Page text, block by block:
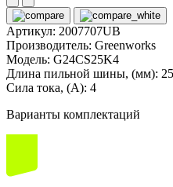
Артикул: 2007707UB
Производитель: Greenworks
Модель: G24CS25K4
Длина пильной шины, (мм):
Сила тока, (А): 4
Варианты комплектаций